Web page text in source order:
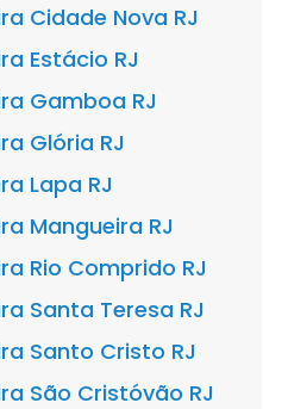
Cidade Nova RJ
Estácio RJ
Gamboa RJ
Glória RJ
Lapa RJ
Mangueira RJ
Rio Comprido RJ
Santa Teresa RJ
Santo Cristo RJ
São Cristóvão RJ